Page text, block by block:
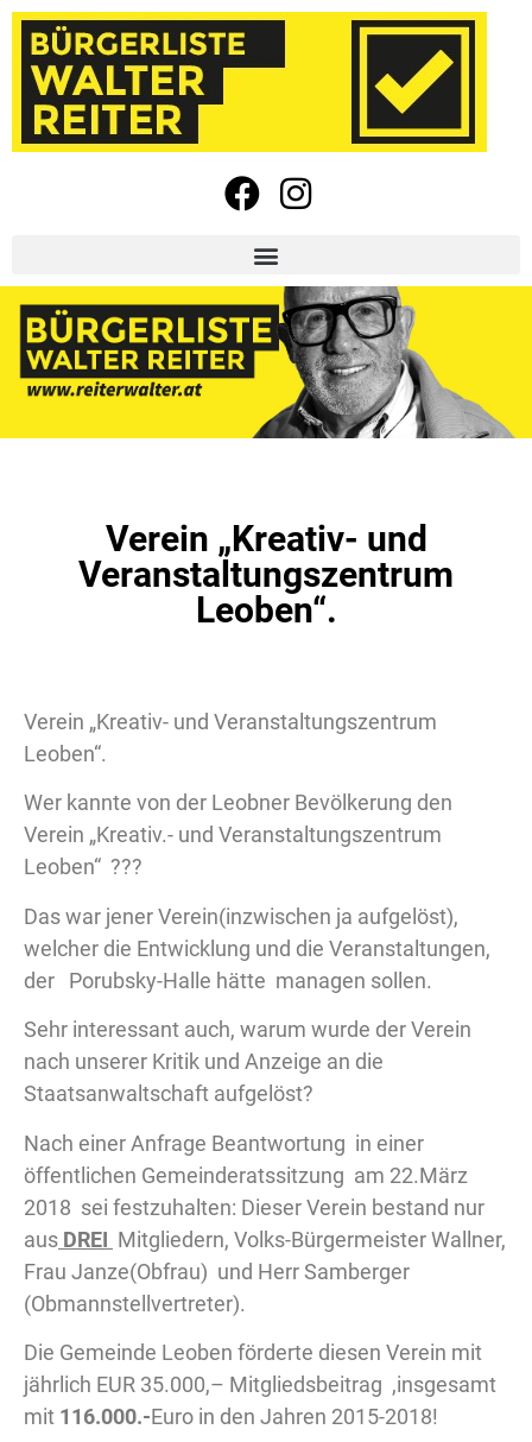
Verein „Kreativ- und
Veranstaltungszentrum
Leoben“.
Verein „Kreativ- und Veranstaltungszentrum
Leoben“.
Wer kannte von der Leobner Bevölkerung den
Verein „Kreativ.- und Veranstaltungszentrum
Leoben“ ???
Das war jener Verein(inzwischen ja aufgelöst),
welcher die Entwicklung und die Veranstaltungen,
der Porubsky-Halle hätte managen sollen.
Sehr interessant auch, warum wurde der Verein
nach unserer Kritik und Anzeige an die
Staatsanwaltschaft aufgelöst?
Nach einer Anfrage Beantwortung in einer
öffentlichen Gemeinderatssitzung am 22.März
2018 sei festzuhalten: Dieser Verein bestand nur
aus DREI Mitgliedern, Volks-Bürgermeister Wallner,
Frau Janze(Obfrau) und Herr Samberger
(Obmannstellvertreter).
Die Gemeinde Leoben förderte diesen Verein mit
jährlich EUR 35.000,– Mitgliedsbeitrag ,insgesamt
mit 116.000.-Euro in den Jahren 2015-2018!